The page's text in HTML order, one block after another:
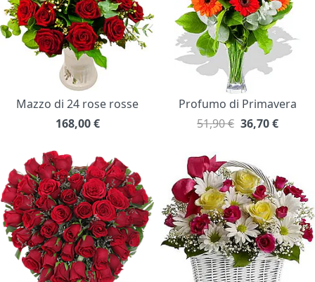
Mazzo di 24 rose rosse
168,00 €
Profumo di Primavera
51,90 € 36,70€